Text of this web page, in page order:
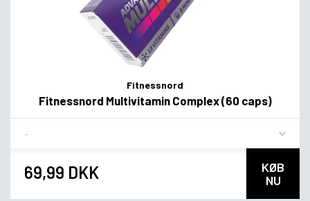
Fitnessnord
Fitnessnord Multivitamin Complex (60 caps)
69,99 DKK
KØB
NU